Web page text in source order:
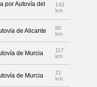
por Autovía del
143
km
de Alicante
80
km
de Murcia
117
km
de Murcia
21
km